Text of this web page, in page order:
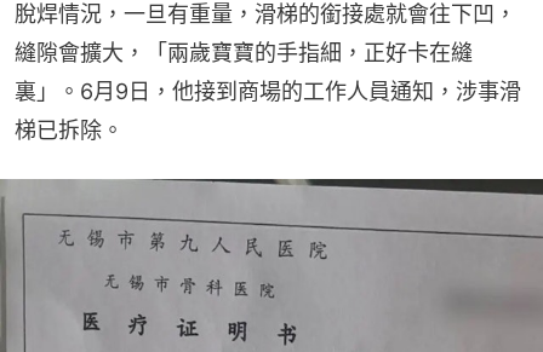
脫焊情況，一旦有重量，滑梯的銜接處就會往下凹，
縫隙會擴大，「兩歲寶寶的手指細，正好卡在縫
裏」。6月9日，他接到商場的工作人員通知，涉事滑
梯已拆除。